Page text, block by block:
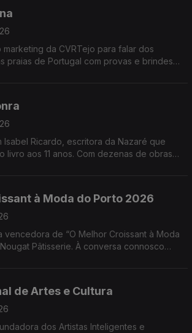
e internacional na formação e
marketing da CVRTejo para falar dos
praias de Portugal com provas e brindes
Isabel Ricardo, escritora da Nazaré que
livro aos 11 anos. Com dezenas de obras
à Moda do Porto 2026
vencedora de “O Melhor Croissant à Moda
Pâtisserie. À conversa connosco
de Artes e Cultura
dos Artistas Inteligentes e